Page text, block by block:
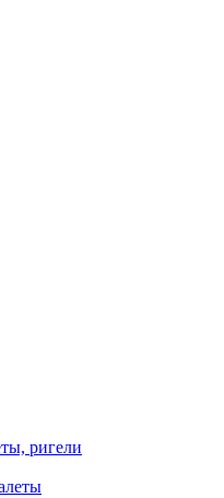
ригели